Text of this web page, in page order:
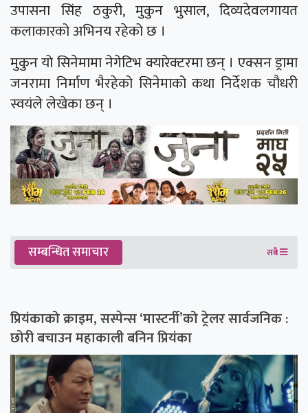
उपासना सिंह ठकुरी, मुकुन भुसाल, दिव्यदेवलगायत
कलाकारको अभिनय रहेको छ ।
मुकुन यो सिनेमामा नेगेटिभ क्यारेक्टरमा छन् । एक्सन ड्रामा
जनरामा निर्माण भैरहेको सिनेमाको कथा निर्देशक चौधरी
स्वयंले लेखेका छन् ।
सम्बन्धित समाचार सबै
प्रियंकाको क्राइम, सस्पेन्स ‘मास्टर्नी’को ट्रेलर सार्वजनिक :
छोरी बचाउन महाकाली बनिन प्रियंका